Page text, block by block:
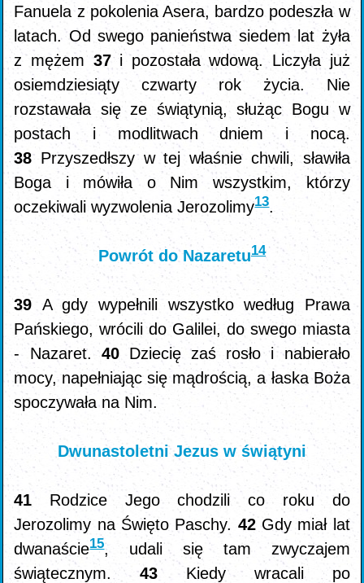
Fanuela z pokolenia Asera, bardzo podeszła w
latach. Od swego panieństwa siedem lat żyła
z mężem 37 i pozostała wdową. Liczyła już
osiemdziesiąty czwarty rok życia. Nie
rozstawała się ze świątynią, służąc Bogu w
postach i modlitwach dniem i nocą.
38 Przyszedłszy w tej właśnie chwili, sławiła
Boga i mówiła o Nim wszystkim, którzy
oczekiwali wyzwolenia Jerozolimy13.
Powrót do Nazaretu14
39 A gdy wypełnili wszystko według Prawa
Pańskiego, wrócili do Galilei, do swego miasta
- Nazaret. 40 Dziecię zaś rosło i nabierało
mocy, napełniając się mądrością, a łaska Boża
spoczywała na Nim.
Dwunastoletni Jezus w świątyni
41 Rodzice Jego chodzili co roku do
Jerozolimy na Święto Paschy. 42 Gdy miał lat
dwanaście15, udali się tam zwyczajem
świątecznym.43 Kiedy wracali po